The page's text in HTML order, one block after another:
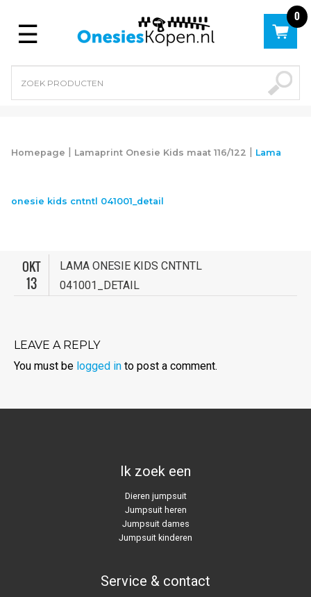
Menu
0
Homepage | Lamaprint Onesie Kids maat 116/122 | Lama
onesie kids cntntl 041001_detail
OKT
13
LAMA ONESIE KIDS CNTNTL
041001_DETAIL
LEAVE A REPLY
You must be logged in to post a comment.
Ik zoek een
Dieren jumpsuit
Jumpsuit heren
Jumpsuit dames
Jumpsuit kinderen
Service & contact